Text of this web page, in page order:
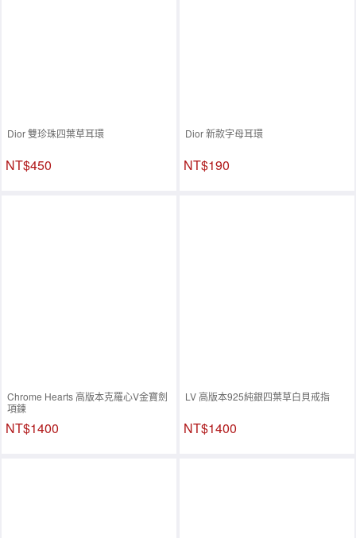
Dior 雙珍珠四葉草耳環
NT$450
Dior 新款字母耳環
NT$190
Chrome Hearts 高版本克羅心V金寶劍
項鍊
NT$1400
LV 高版本925純銀四葉草白貝戒指
NT$1400